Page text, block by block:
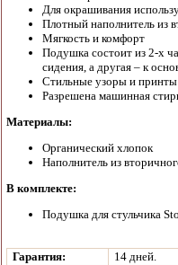
Для окрашивания
Плотный наполнитель из
Мягкость и комфорт
Подушка состоит из 2-х
сидения, а другая – к
Стильные узоры и
Разрешена машинная
Материалы:
Органический хлопок
Наполнитель из
В комплекте:
Подушка для стульчика
Гарантия: 14 дней.